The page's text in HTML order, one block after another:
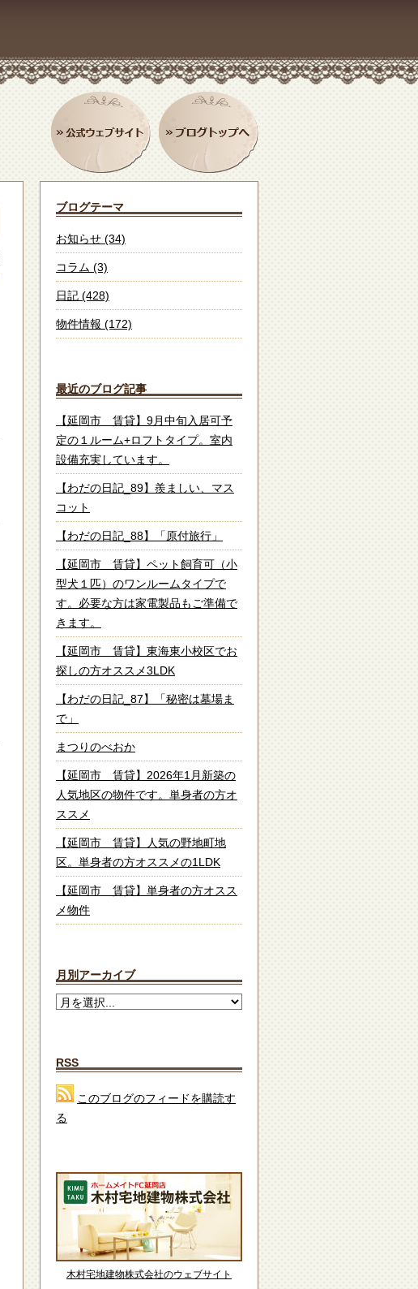
ブログテーマ
お知らせ (34)
コラム (3)
日記 (428)
物件情報 (172)
最近のブログ記事
【延岡市 賃貸】9月中旬入居可予
定の１ルーム+ロフトタイプ。室内
設備充実しています。
【わだの日記_89】羨ましい、マス
コット
【わだの日記_88】「原付旅行」
【延岡市 賃貸】ペット飼育可（小
型犬１匹）のワンルームタイプで
す。必要な方は家電製品もご準備で
きます。
【延岡市 賃貸】東海東小校区でお
探しの方オススメ3LDK
【わだの日記_87】「秘密は墓場ま
で」
まつりのべおか
【延岡市 賃貸】2026年1月新築の
人気地区の物件です。単身者の方オ
ススメ
【延岡市 賃貸】人気の野地町地
区。単身者の方オススメの1LDK
【延岡市 賃貸】単身者の方オスス
メ物件
月別アーカイブ
RSS
このブログのフィードを購読す
る
木村宅地建物株式会社のウェブサイト